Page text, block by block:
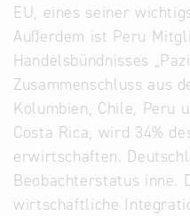
EU, eines seiner
Außerdem ist Peru
Handelsbündnisses
Zusammenschluss aus
Kolumbien, Chile, Peru
Costa Rica, wird 34%
erwirtschaften.
Beobachterstatus inne.
wirtschaftliche